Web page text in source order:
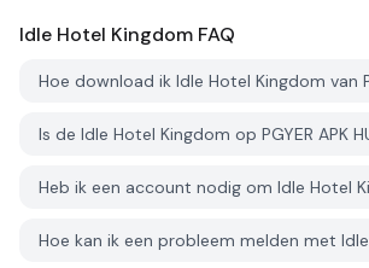
Idle Hotel Kingdom FAQ
Hoe download ik Idle Hotel Kingdom van